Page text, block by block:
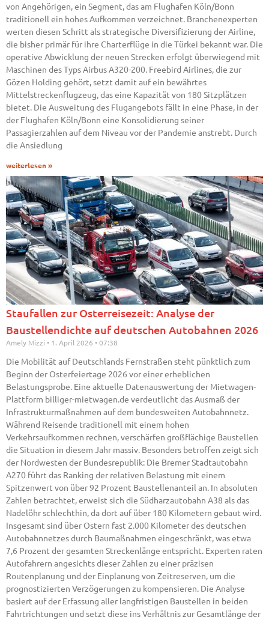
von Angehörigen, ein Segment, das am Flughafen Köln/Bonn
traditionell ein hohes Aufkommen verzeichnet. Branchenexperten
werten diesen Schritt als strategische Diversifizierung der Airline,
die bisher primär für ihre Charterflüge in die Türkei bekannt war. Die
operative Abwicklung der neuen Strecken erfolgt überwiegend mit
Maschinen des Typs Airbus A320-200. Freebird Airlines, die zur
Gözen Holding gehört, setzt damit auf ein bewährtes
Mittelstreckenflugzeug, das eine Kapazität von 180 Sitzplätzen
bietet. Die Ausweitung des Flugangebots fällt in eine Phase, in der
der Flughafen Köln/Bonn eine Konsolidierung seiner
Passagierzahlen auf dem Niveau vor der Pandemie anstrebt. Durch
die Ansiedlung
weiterlesen »
Staufallen zur Osterreisezeit: Analyse der
Baustellendichte auf deutschen Autobahnen 2026
Amely Mizzi 1. April 2026 07:38
Die Mobilität auf Deutschlands Fernstraßen steht pünktlich zum
Beginn der Osterfeiertage 2026 vor einer erheblichen
Belastungsprobe. Eine aktuelle Datenauswertung der Mietwagen-
Plattform billiger-mietwagen.de verdeutlicht das Ausmaß der
Infrastrukturmaßnahmen auf dem bundesweiten Autobahnnetz.
Während Reisende traditionell mit einem hohen
Verkehrsaufkommen rechnen, verschärfen großflächige Baustellen
die Situation in diesem Jahr massiv. Besonders betroffen zeigt sich
der Nordwesten der Bundesrepublik: Die Bremer Stadtautobahn
A270 führt das Ranking der relativen Belastung mit einem
Spitzenwert von über 92 Prozent Baustellenanteil an. In absoluten
Zahlen betrachtet, erweist sich die Südharzautobahn A38 als das
Nadelöhr schlechthin, da dort auf über 180 Kilometern gebaut wird.
Insgesamt sind über Ostern fast 2.000 Kilometer des deutschen
Autobahnnetzes durch Baumaßnahmen eingeschränkt, was etwa
7,6 Prozent der gesamten Streckenlänge entspricht. Experten raten
Autofahrern angesichts dieser Zahlen zu einer präzisen
Routenplanung und der Einplanung von Zeitreserven, um die
prognostizierten Verzögerungen zu kompensieren. Die Analyse
basiert auf der Erfassung aller langfristigen Baustellen in beiden
Fahrtrichtungen und setzt diese ins Verhältnis zur Gesamtlänge der